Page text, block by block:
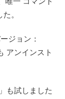
。
ジョン：
アンインスト
」も試しました